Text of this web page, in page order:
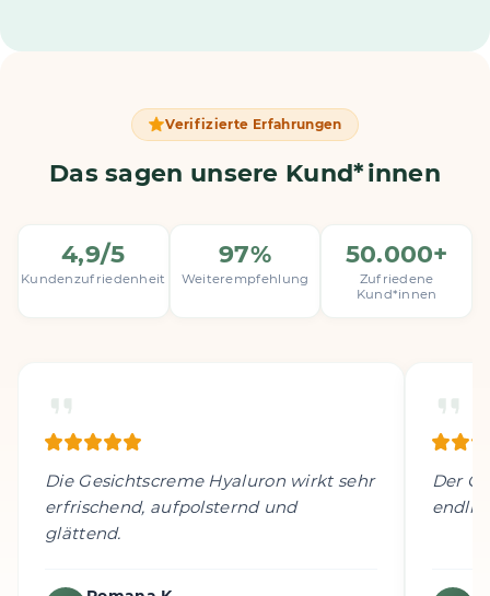
Verifizierte Erfahrungen
Das sagen unsere Kund*innen
4,9/5
Kundenzufriedenheit
97%
Weiterempfehlung
50.000+
Zufriedene
Kund*innen
Die Gesichtscreme Hyaluron wirkt sehr
erfrischend, aufpolsternd und
glättend.
Der